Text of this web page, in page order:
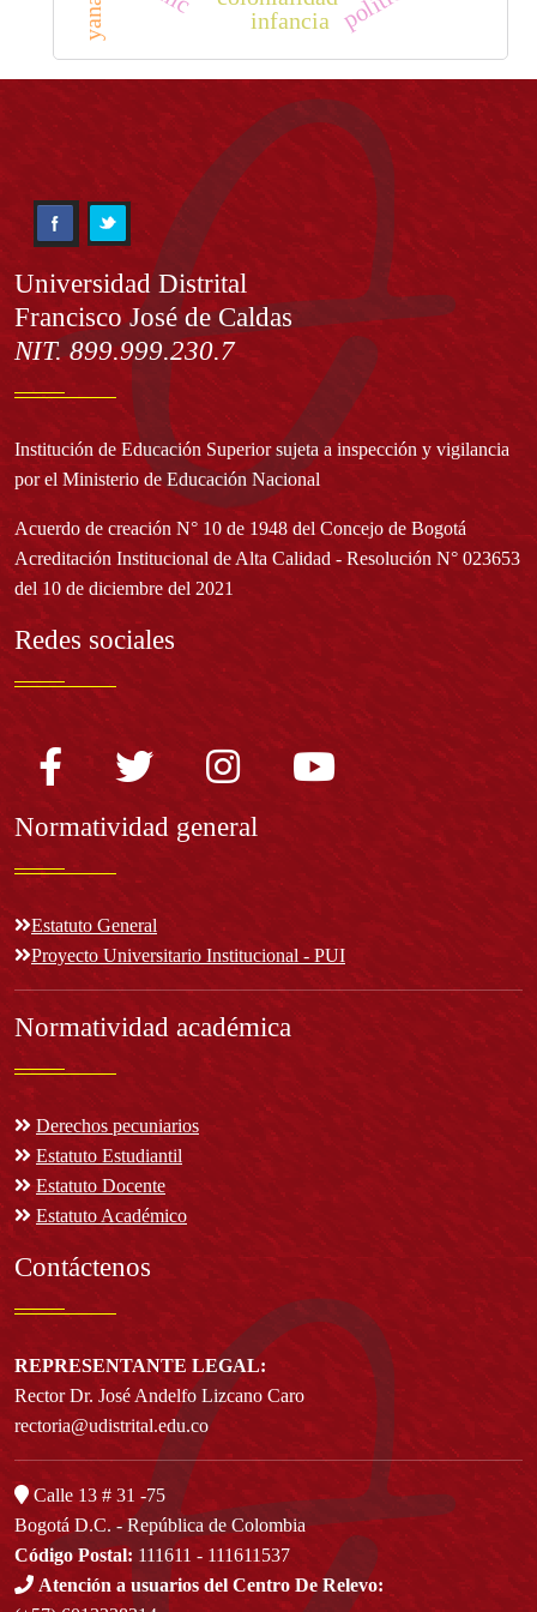
infancia
Información
Universidad Distrital
Francisco José de Caldas
NIT. 899.999.230.7
Institución de Educación Superior sujeta a inspección y vigilancia
por el Ministerio de Educación Nacional
Acuerdo de creación N° 10 de 1948 del Concejo de Bogotá
Acreditación Institucional de Alta Calidad - Resolución N° 023653
del 10 de diciembre del 2021
Redes sociales
Normatividad general
Estatuto General
Proyecto Universitario Institucional - PUI
Normatividad académica
Derechos pecuniarios
Estatuto Estudiantil
Estatuto Docente
Estatuto Académico
Contáctenos
REPRESENTANTE LEGAL:
Rector Dr. José Andelfo Lizcano Caro
rectoria@udistrital.edu.co
Calle 13 # 31 -75
Bogotá D.C. - República de Colombia
Código Postal: 111611 - 111611537
Atención a usuarios del Centro De Relevo: